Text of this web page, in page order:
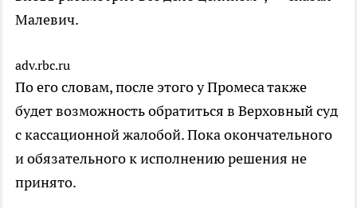
Малевич.
adv.rbc.ru
По его словам, после этого у Промеса также
будет возможность обратиться в Верховный суд
с кассационной жалобой. Пока окончательного
и обязательного к исполнению решения не
принято.